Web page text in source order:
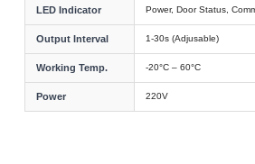
LED Indicator Power, Door Status,
Output Interval 1-30s (Adjusable)
Working Temp. -20°C – 60°C
Power 220V